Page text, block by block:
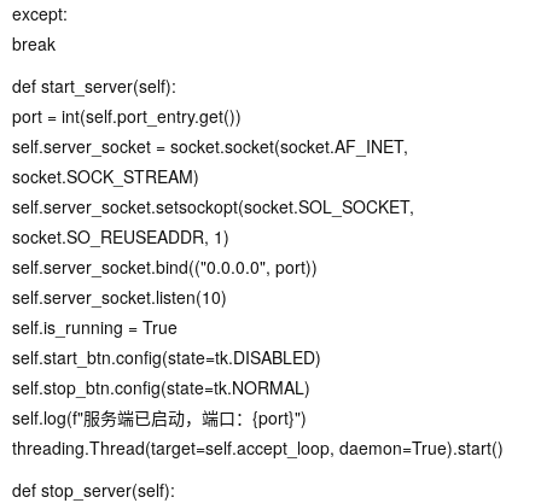
except:
break
def start_server(self):
port = int(self.port_entry.get())
self.server_socket = socket.socket(socket.AF_INET,
socket.SOCK_STREAM)
self.server_socket.setsockopt(socket.SOL_SOCKET,
socket.SO_REUSEADDR, 1)
self.server_socket.bind(("0.0.0.0", port))
self.server_socket.listen(10)
self.is_running = True
self.start_btn.config(state=tk.DISABLED)
self.stop_btn.config(state=tk.NORMAL)
self.log(f"服务端已启动，端口：{port}")
threading.Thread(target=self.accept_loop, daemon=True).start()
def stop_server(self):